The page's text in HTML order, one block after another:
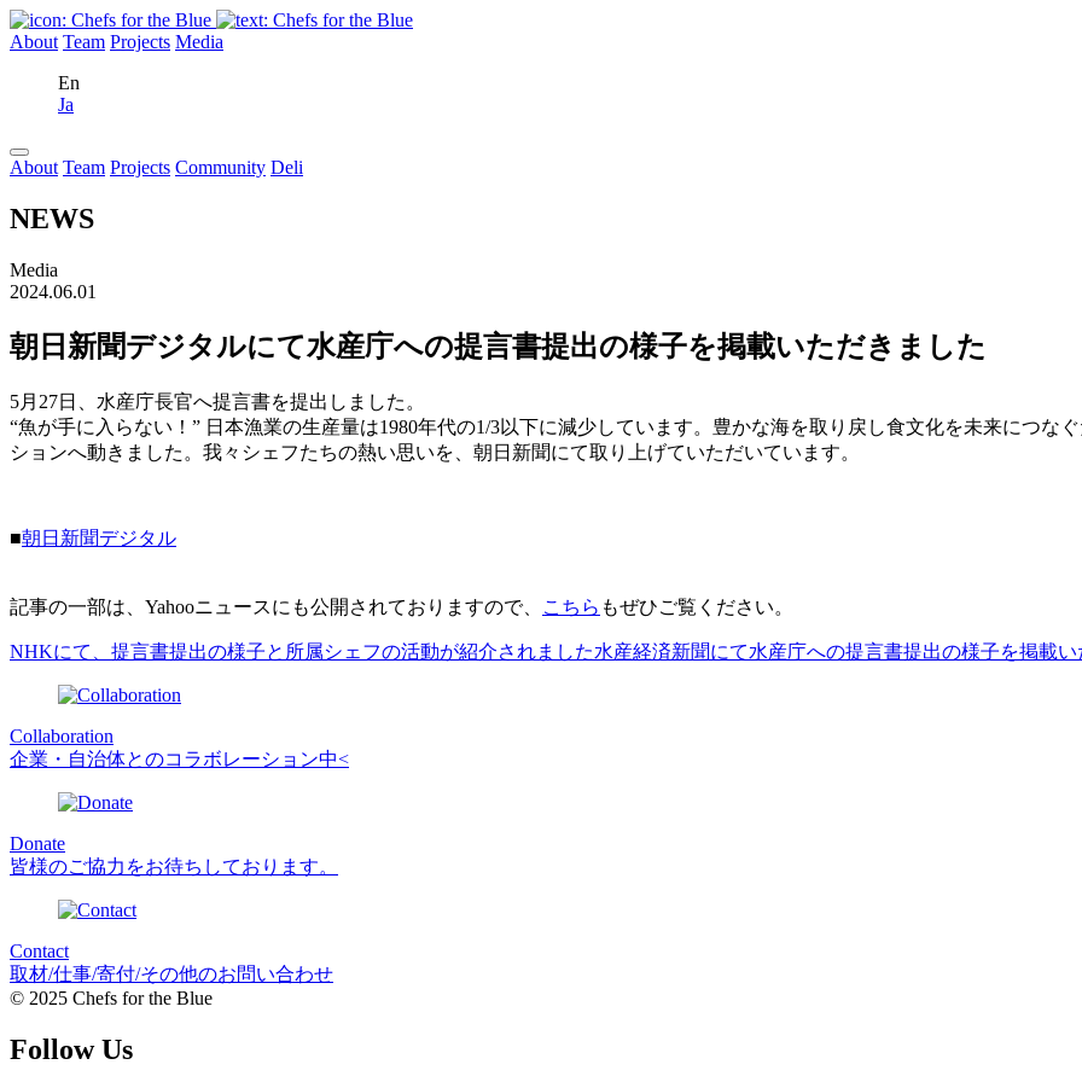
About Team Projects Media
En
Ja
About Team Projects Community Deli
NEWS
Media
2024.06.01
朝日新聞デジタルにて水産庁への提言書提出の様子を掲載いただきました
5月27日、水産庁長官へ提言書を提出しました。
“魚が手に入らない！” 日本漁業の生産量は1980年代の1/3以下に減少しています。豊かな海を取り戻し食文化を未来につな
ションへ動きました。我々シェフたちの熱い思いを、朝日新聞にて取り上げていただいています。
■朝日新聞デジタル
記事の一部は、Yahooニュースにも公開されておりますので、 こちら もぜひご覧ください。
NHKにて、提言書提出の様子と所属シェフの活動が紹介されました水産経済新聞にて水産庁への提言書提出の様子を掲載い
Collaboration
企業・自治体とのコラボレーション中<
Donate
皆様のご協力をお待ちしております。
Contact
取材/仕事/寄付/その他のお問い合わせ
© 2025 Chefs for the Blue
Follow Us